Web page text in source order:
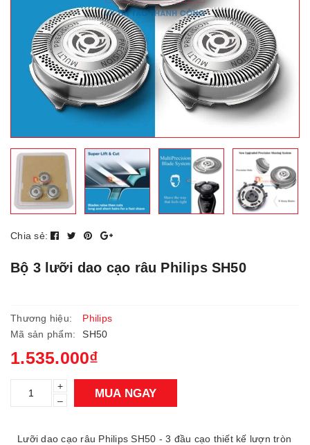
Chia sẻ:
Bộ 3 lưỡi dao cạo râu Philips SH50
Thương hiệu:
Philips
Mã sản phẩm:
SH50
1.535.000₫
+
–
MUA NGAY
Lưỡi dao cạo râu Philips SH50 - 3 đầu cạo thiết kế lượn tròn